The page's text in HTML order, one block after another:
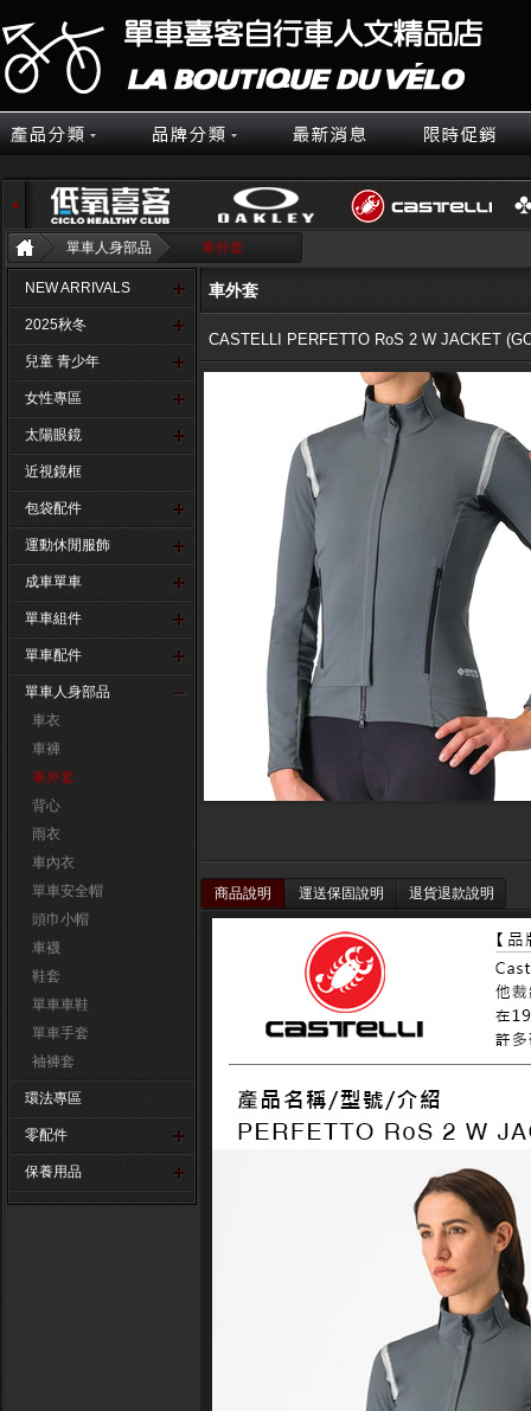
單車人身部品 車外套
NEW ARRIVALS
2025秋冬
兒童 青少年
女性專區
太陽眼鏡
近視鏡框
包袋配件
運動休閒服飾
成車單車
單車組件
單車配件
單車人身部品
車衣
車褲
車外套
背心
雨衣
車內衣
單車安全帽
頭巾小帽
車襪
鞋套
單車車鞋
單車手套
袖褲套
環法專區
零配件
保養用品
車外套
CASTELLI PERFETTO RoS 2 W JACKET
商品說明 運送保固說明 退貨退款說明